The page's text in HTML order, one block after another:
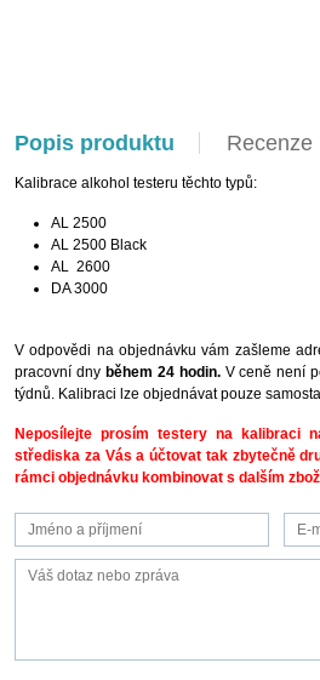
Popis produktu Recenze
Kalibrace alkohol testeru těchto typů:
AL 2500
AL 2500 Black
AL 2600
DA 3000
V odpovědi na objednávku vám zašleme
pracovní dny během 24 hodin.V ceně není
týdnů. Kalibraci lze objednávat pouze
Neposílejte prosím testery na kalibraci
střediska za Vás a účtovat tak zbytečně
rámci objednávku kombinovat s dalším